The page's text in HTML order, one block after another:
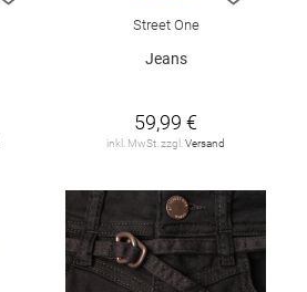
Street One
Jeans
59,99 €
inkl. MwSt. zzgl. Versand